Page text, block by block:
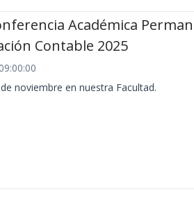
Académica
Contable 2025
noviembre en nuestra Facultad.